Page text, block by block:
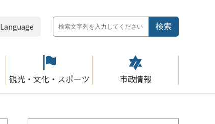
Language
観光・文化・スポーツ 市政情報